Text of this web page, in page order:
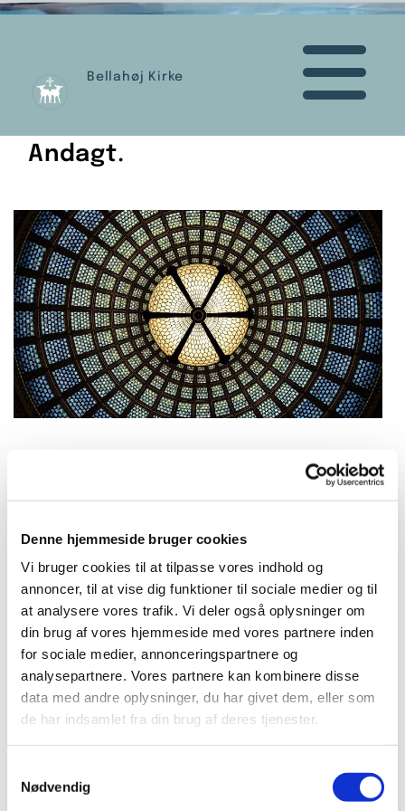
Denne hjemmeside bruger cookies
Vi bruger cookies til at tilpasse vores indhold og
annoncer, til at vise dig funktioner til sociale medier og til
at analysere vores trafik. Vi deler også oplysninger om
din brug af vores hjemmeside med vores partnere inden
for sociale medier, annonceringspartnere og
analysepartnere. Vores partnere kan kombinere disse
data med andre oplysninger, du har givet dem, eller som
de har indsamlet fra din brug af deres tjenester.
Nødvendig
Bellahøj Kirke
Andagt.
Tirsdag 1. september 2026, kl.
16:30
Bellahøj Kirke,
Frederikssundsvej 125A, 2700
Brønshøj
Peter Møller Jensen
Kort aftenandagt med salmer, refleksion